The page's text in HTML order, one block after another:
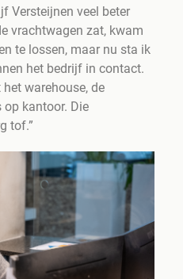
Versteijnen veel beter
vrachtwagen zat, kwam
te lossen, maar nu sta ik
het bedrijf in contact.
warehouse, de
op kantoor. Die
tof.”